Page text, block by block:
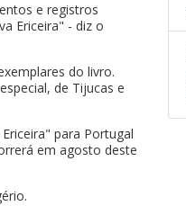
e registros
Ericeira" - diz o
do livro.
de Tijucas e
para Portugal
em agosto deste